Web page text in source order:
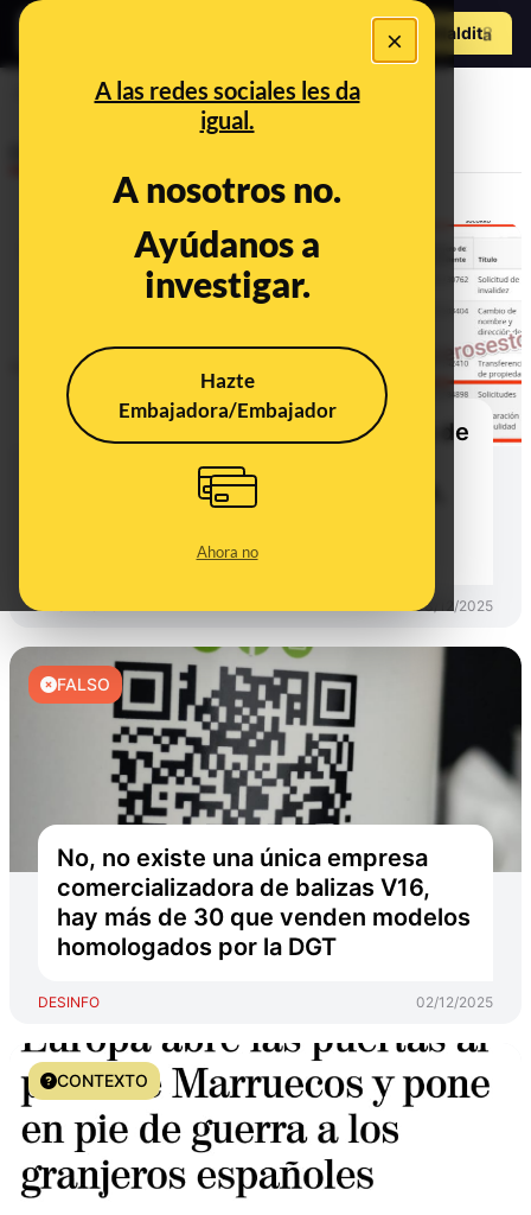
×
A las redes sociales les da
igual.
A nosotros no.
Ayúdanos a
investigar.
Hazte
Embajadora/Embajador
Ahora no
Hazte Maldito
empresas
CONTEXTO
Qué sabemos sobre las patentes de
la baliza V16: dos empresas
aseguran que no hay una patente,
técnicas" en sus balizas
DESINFO 03/12/2025
FALSO
No, no existe una única empresa
comercializadora de balizas V16,
hay más de 30 que venden modelos
homologados por la DGT
DESINFO 02/12/2025
CONTEXTO